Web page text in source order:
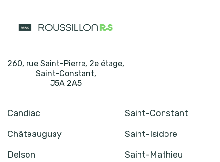
260, rue Saint-Pierre, 2e étage,
Saint-Constant,
J5A 2A5
Candiac
Saint-Constant
Châteauguay
Saint-Isidore
Delson
Saint-Mathieu